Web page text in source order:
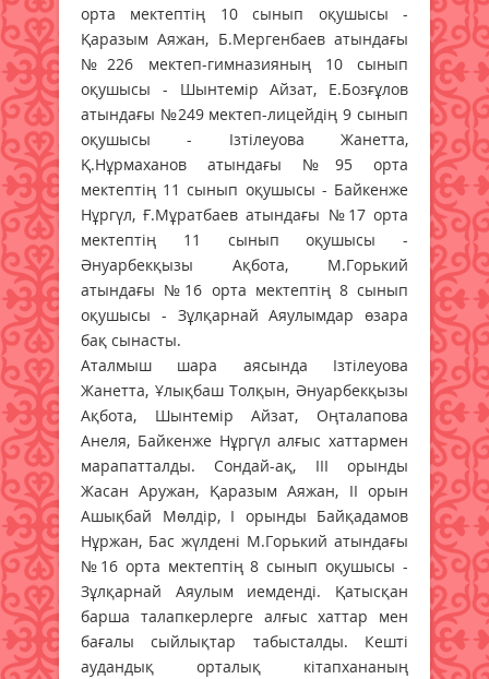
орта мектептің 10 сынып оқушысы -
Қаразым Аяжан, Б.Мергенбаев атындағы
№226 мектеп-гимназияның 10 сынып
оқушысы - Шынтемір Айзат, Е.Бозғұлов
атындағы №249 мектеп-лицейдің 9 сынып
оқушысы - Ізтілеуова Жанетта,
Қ.Нұрмаханов атындағы №95 орта
мектептің 11 сынып оқушысы - Байкенже
Нұргүл, Ғ.Мұратбаев атындағы №17 орта
мектептің 11 сынып оқушысы -
Әнуарбекқызы Ақбота, М.Горький
атындағы №16 орта мектептің 8 сынып
оқушысы - Зұлқарнай Аяулымдар өзара
бақ сынасты.
Аталмыш шара аясында Ізтілеуова
Жанетта, Ұлықбаш Толқын, Әнуарбекқызы
Ақбота, Шынтемір Айзат, Оңталапова
Анеля, Байкенже Нұргүл алғыс хаттармен
марапатталды. Сондай-ақ, ІІІ орынды
Жасан Аружан, Қаразым Аяжан, ІІ орын
Ашықбай Мөлдір, І орынды Байқадамов
Нұржан, Бас жүлдені М.Горький атындағы
№16 орта мектептің 8 сынып оқушысы -
Зұлқарнай Аяулым иемденді. Қатысқан
барша талапкерлерге алғыс хаттар мен
бағалы сыйлықтар табысталды. Кешті
аудандық орталық кітапхананың